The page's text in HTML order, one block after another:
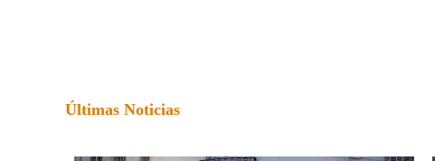
Últimas Noticias